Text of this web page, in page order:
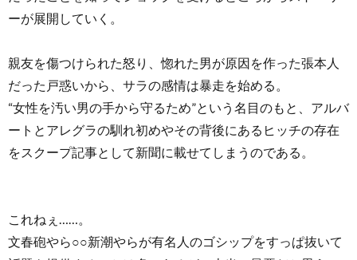
ーが展開していく。
親友を傷つけられた怒り、惚れた男が原因を作った張本人
だった戸惑いから、サラの感情は暴走を始める。
“女性を汚い男の手から守るため”という名目のもと、アルバ
ートとアレグラの馴れ初めやその背後にあるヒッチの存在
をスクープ記事として新聞に載せてしまうのである。
これねぇ……。
文春砲やら○○新潮やらが有名人のゴシップをすっぱ抜いて